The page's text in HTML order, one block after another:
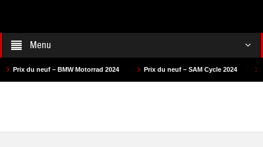
Menu
BMW Motorrad 2024 Prix du neuf – SAM Cycle 2024 Prix du neuf –